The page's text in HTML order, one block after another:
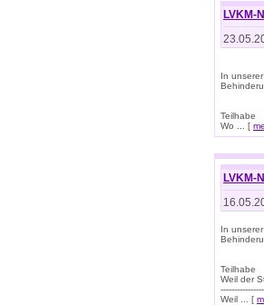
LVKM-
In
Teilhabe
Wo ... [
LVKM-
In
Teilhabe
Weil der
Weil ... [